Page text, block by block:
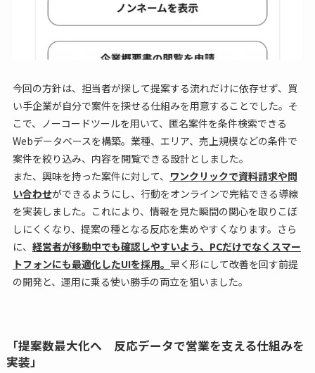
今回の方針は、担当者が探して提案する流れだけに依存せず、買
い手企業が自分で案件を探せる仕組みを用意することでした。そ
こで、ノーコードツールを用いて、匿名案件を条件検索できる
Webデータベースを構築。業種、エリア、売上規模などの条件で
案件を絞り込み、内容を閲覧できる設計としました。
また、興味を持った案件に対して、 ワンクリックで資料請求や問
い合わせができるようにし、行動をオンラインで完結できる導線
を実装しました。これにより、情報を見た瞬間の関心を取りこぼ
しにくくなり、提案の種となる反応を集めやすくなります。さら
に、 経営者が移動中でも確認しやすいよう、PCだけでなくスマー
トフォンにも最適化したUIを採用。 早く形にして改善を回す前提
の開発と、運用に乗る使い勝手の両立を狙いました。
「提案数最大化へ 反応データで営業を支える仕組みを
実装」